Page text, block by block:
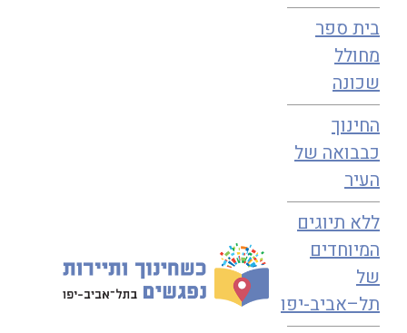
בית ספר
מחולל
שכונה
החינוך
כבבואה של
העיר
ללא תיוגים
המיוחדים
של
תל–אביב-יפו
משפחות מסיירות עם עששיות ומפות דרך בשעות הערב בשכונה?
שתשאלו בשכונת נווה אביבים, יפנה אתכם ל
כל יום הוא יום של משחק ושל חוויה לימודית בשכונה ובסביבותיה. הגן הוא
משפחה. כל שנותר, להיפגש בשדה או ברחבי שכונה